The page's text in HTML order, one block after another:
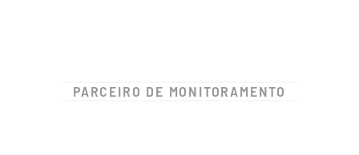
PARCEIRO DE MONITORAMENTO